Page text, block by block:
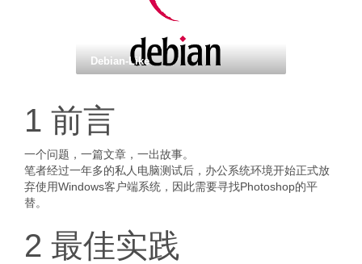
Debian-Like
1 前言
一个问题，一篇文章，一出故事。
笔者经过一年多的私人电脑测试后，办公系统环境开始正式放
弃使用Windows客户端系统，因此需要寻找Photoshop的平
替。
2 最佳实践